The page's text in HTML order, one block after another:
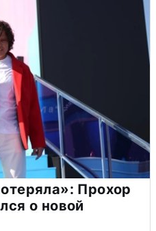
Прохор
о новой